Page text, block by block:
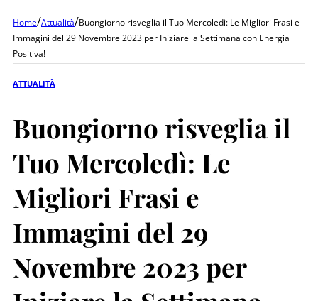
Home/Attualità/Buongiorno risveglia il Tuo Mercoledì: Le Migliori Frasi e
Immagini del 29 Novembre 2023 per Iniziare la Settimana con Energia
Positiva!
ATTUALITÀ
Buongiorno risveglia il
Tuo Mercoledì: Le
Migliori Frasi e
Immagini del 29
Novembre 2023 per